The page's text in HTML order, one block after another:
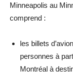
Minneapolis au
comprend :
les billets
personnes à
Montréal à